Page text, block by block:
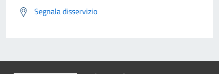
Segnala disservizio